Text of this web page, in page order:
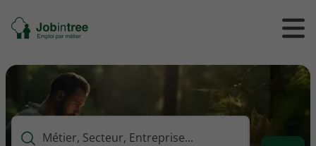
Se
rendre
l'accueil
Ouvrir
/
le
Que